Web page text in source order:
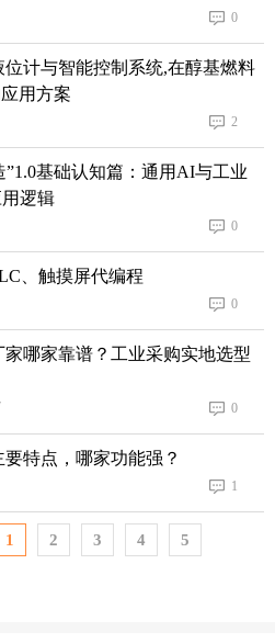
0
位计与智能控制系统,在醇基燃料
用方案
2
”1.0基础认知篇：通用AI与工业
逻辑
0
、触摸屏代编程
0
家哪家靠谱？工业采购实地选型
0
要特点，哪家功能强？
1
1 2 3 4 5